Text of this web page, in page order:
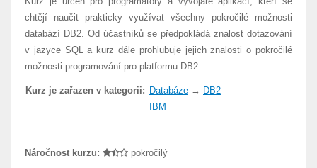
chtějí naučit prakticky využívat všechny pokročilé možnosti
databází DB2. Od účastníků se předpokládá znalost dotazování
v jazyce SQL a kurz dále prohlubuje jejich znalosti o pokročilé
možnosti programování pro platformu DB2.
Kurz je zařazen v kategorii: Databáze → DB2
IBM
Náročnost kurzu: pokročilý